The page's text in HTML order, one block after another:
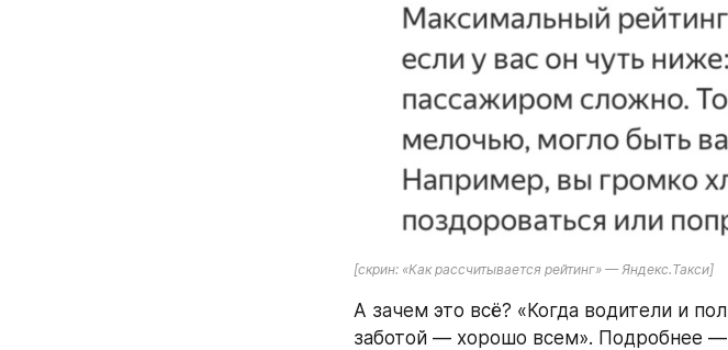
[скрин: «Как рассчитывается рейтинг» — Яндекс.Такси]
А зачем это всё? «Когда водители и
заботой — хорошо всем». Подробнее